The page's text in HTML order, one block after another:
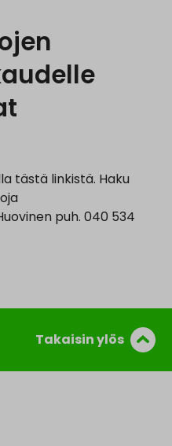
tästä linkistä. Haku
puh. 040 534
Takaisin ylös